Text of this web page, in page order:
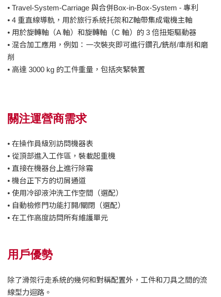
• Travel-System-Carriage 與合併Box-in-Box-System - 專利
• 4 重直線導軌，用於旅行系統托架和Z軸帶集成電機主軸
• 用於旋轉軸（A 軸）和旋轉軸（C 軸）的 3 倍扭矩驅動器
• 混合加工應用，例如：一次裝夾即可進行鑽孔/銑削/車削和磨
削
• 高達 3000 kg 的工件重量，包括夾緊裝置
關注運營商需求
• 在操作員級別訪問機器表
• 從頂部進入工作區，裝載起重機
• 直接在機器台上進行除霧
• 機台正下方的切屑通道
• 使用冷卻液沖洗工作空間（選配）
• 自動檢修門功能打開/關閉（選配）
• 在工作高度訪問所有維護單元
用戶優勢
除了滑架行走系統的幾何和對稱配置外，工件和刀具之間的流
線型力迴路。